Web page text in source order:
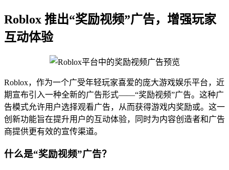
Roblox 推出“奖励视频”广告，增强玩家
互动体验
Roblox，作为一个广受年轻玩家喜爱的庞大游戏娱乐平台，近
期宣布引入一种全新的广告形式——“奖励视频”广告。这种广
告模式允许用户选择观看广告，从而获得游戏内奖励或。这一
创新功能旨在提升用户的互动体验，同时为内容创造者和广告
商提供更有效的宣传渠道。
什么是“奖励视频”广告？